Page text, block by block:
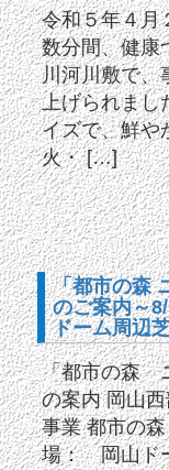
令和５年４月
数分間、健康
川河川敷で、
上げられまし
イズで、鮮
火・ […]
「都市の森
のご案内～
ドーム周辺
「都市の森
の案内 岡山
事業 都市の
場： 岡山ド